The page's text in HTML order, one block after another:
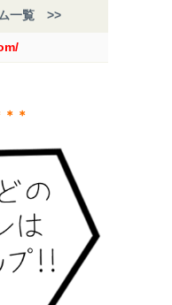
ム一覧 >>
＊